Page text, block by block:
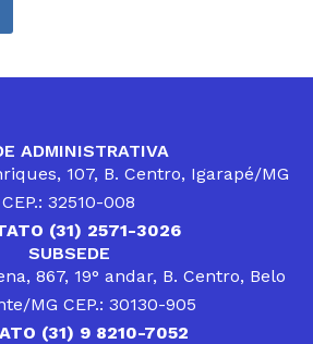
ADMINISTRATIVA
107, B. Centro, Igarapé/MG
CEP.: 32510-008
(31) 2571-3026
SUBSEDE
867, 19° andar, B. Centro, Belo
MG CEP.: 30130-905
(31) 9 8210-7052